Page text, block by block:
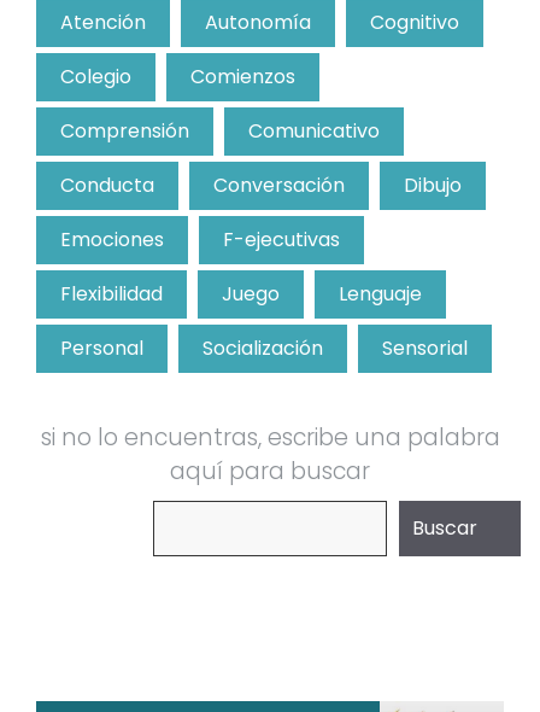
Atención Autonomía
Cognitivo
Colegio
Comienzos
Comprensión
Comunicativo
Conducta
Conversación
Dibujo
Emociones
F-ejecutivas
Flexibilidad
Juego
Lenguaje
Personal
Socialización Sensorial
si no lo encuentras, escribe una palabra
aquí para buscar
Buscar